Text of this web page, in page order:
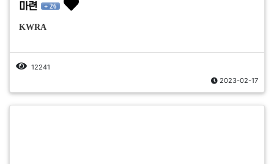
마련
+ 26
KWRA
12241
2023-02-17